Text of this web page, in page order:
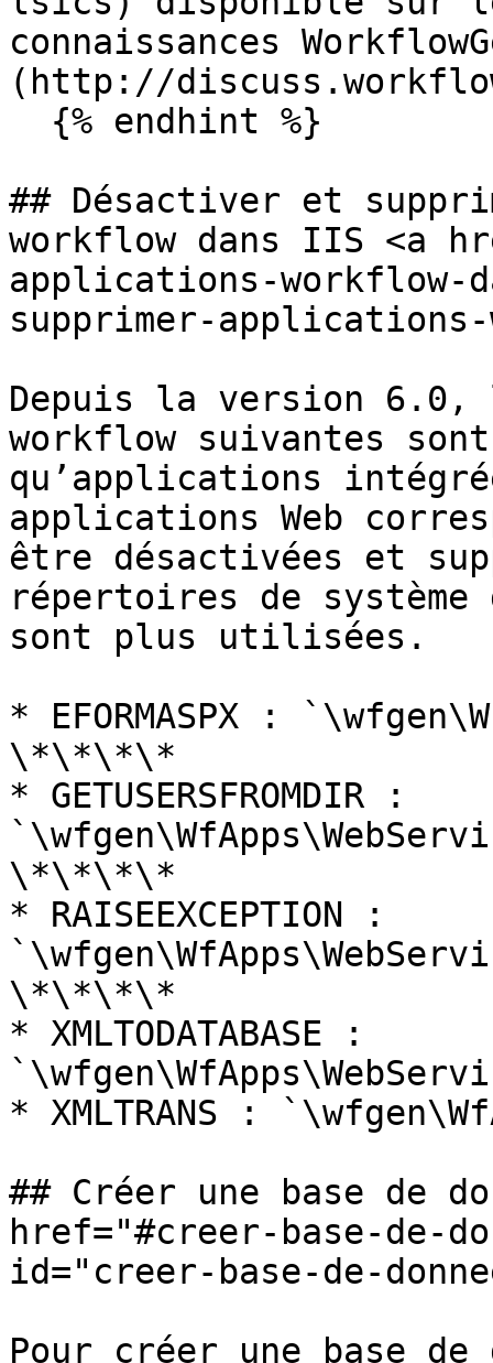
connaissances
(http://
## Désactiver et
workflow dans IIS <a
applications-
supprimer-
Depuis la version 6.0,
workflow suivantes
qu’applications
applications Web
être désactivées et
répertoires de
sont plus utilisées.
* EFORMASPX :
\*\*\*\*
* GETUSERSFROMDIR :
\*\*\*\*
* RAISEEXCEPTION :
\*\*\*\*
* XMLTODATABASE :
* XMLTRANS :
## Créer une base de
href="#creer-base-de-
id="creer-base-de-
Pour créer une base de